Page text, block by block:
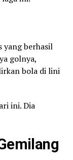
yang berhasil
golnya,
bola di lini
ini. Dia